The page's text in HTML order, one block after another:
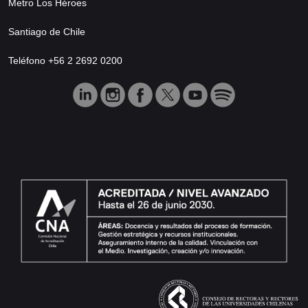
Metro Los Héroes
Santiago de Chile
Teléfono +56 2 2692 0200